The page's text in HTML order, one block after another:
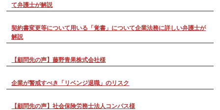
て弁護士が解説
契約書変更等について用いる「覚書」について企業法務に詳しい弁護士が
解説
【顧問先の声】藤野青果株式会社様
企業が警戒すべき「リベンジ退職」のリスク
【顧問先の声】社会保険労務士法人コンパス様